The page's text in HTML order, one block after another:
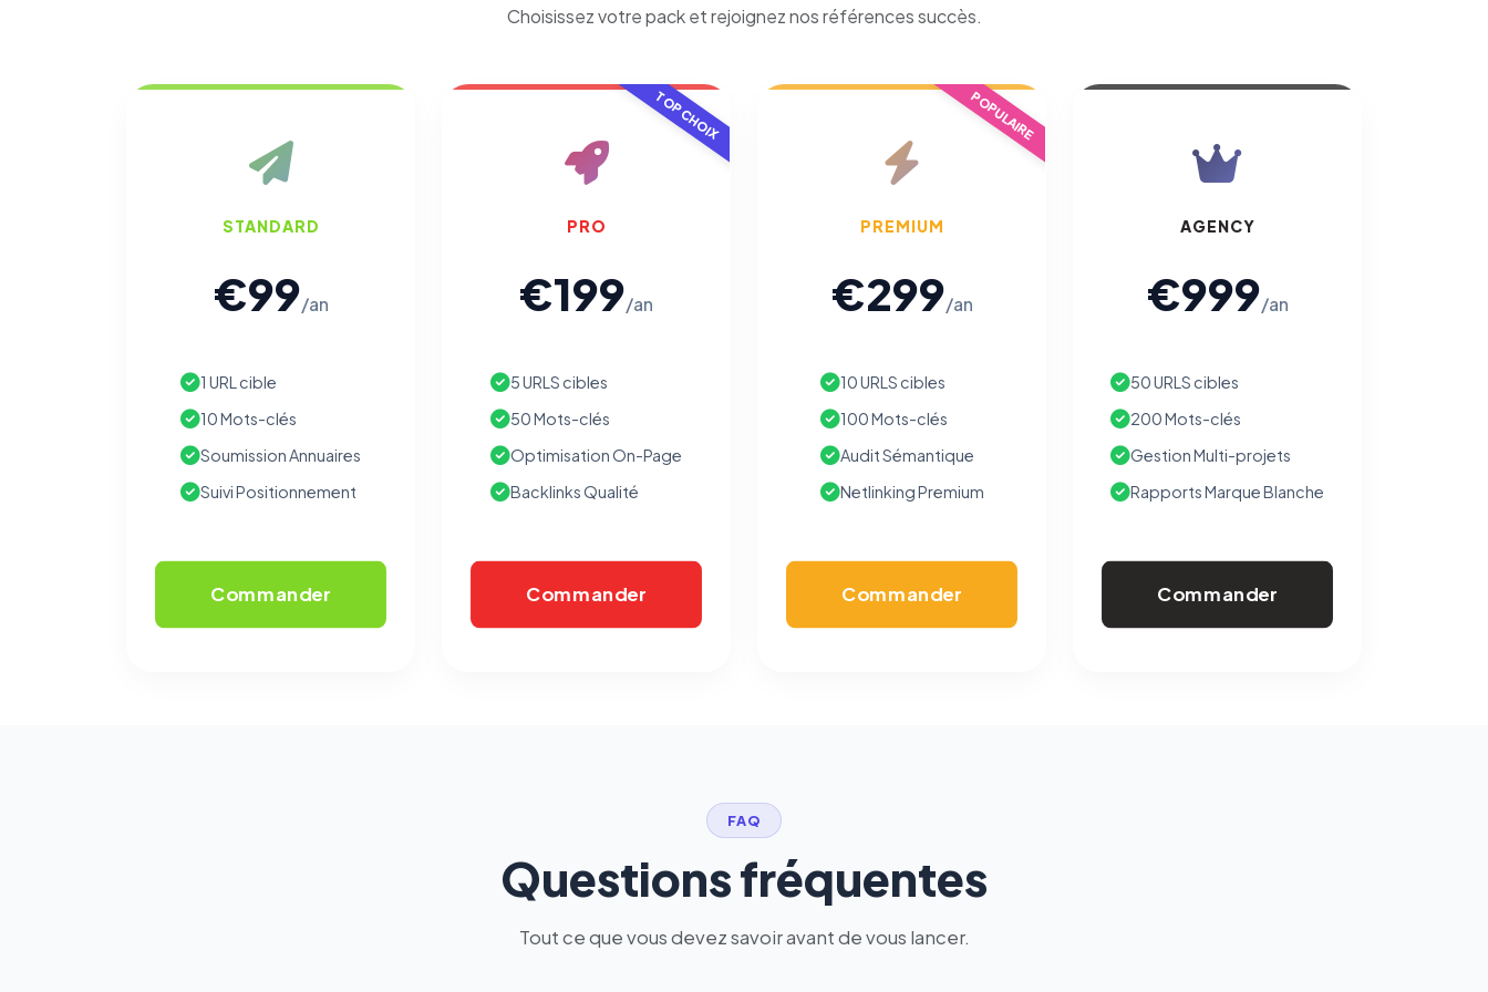
Choisissez votre pack et rejoignez nos références succès.
STANDARD
€99/an
1 URL cible
10 Mots-clés
Soumission Annuaires
Suivi Positionnement
Commander
TOP CHOIX
PRO
€199/an
5 URLS cibles
50 Mots-clés
Optimisation On-Page
Backlinks Qualité
Commander
POPULAIRE
PREMIUM
€299/an
10 URLS cibles
100 Mots-clés
Audit Sémantique
Netlinking Premium
Commander
AGENCY
€999/an
50 URLS cibles
200 Mots-clés
Gestion Multi-projets
Rapports Marque Blanche
Commander
FAQ
Questions fréquentes
Tout ce que vous devez savoir avant de vous lancer.